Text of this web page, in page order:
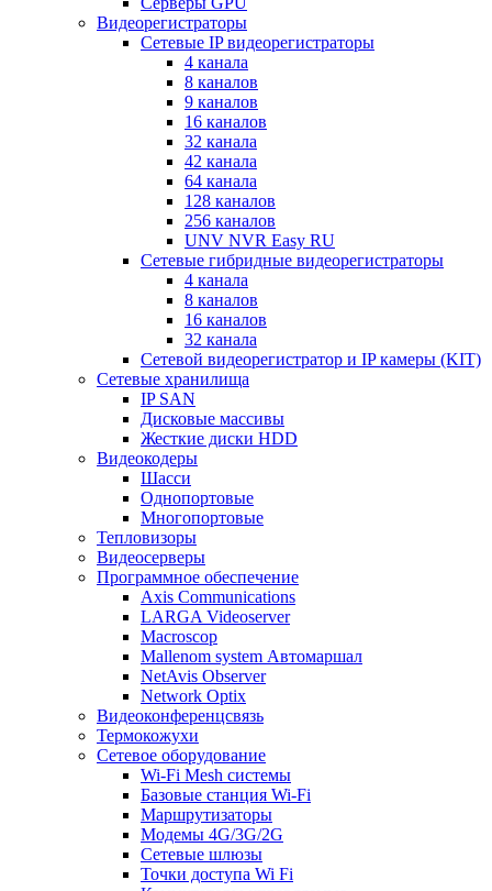
Видеорегистраторы
Сетевые IP видеорегистраторы
4 канала
8 каналов
9 каналов
16 каналов
32 канала
42 канала
64 канала
128 каналов
256 каналов
UNV NVR Easy RU
Сетевые гибридные видеорегистраторы
4 канала
8 каналов
16 каналов
32 канала
Сетевой видеорегистратор и IP камеры (KIT)
Сетевые хранилища
IP SAN
Дисковые массивы
Жесткие диски HDD
Видеокодеры
Шасси
Однопортовые
Многопортовые
Тепловизоры
Видеосерверы
Программное обеспечение
Axis Communications
LARGA Videoserver
Macroscop
Mallenom system Автомаршал
NetAvis Observer
Network Optix
Видеоконференцсвязь
Термокожухи
Сетевое оборудование
Wi-Fi Mesh системы
Базовые станция Wi-Fi
Маршрутизаторы
Модемы 4G/3G/2G
Сетевые шлюзы
Точки доступа Wi Fi